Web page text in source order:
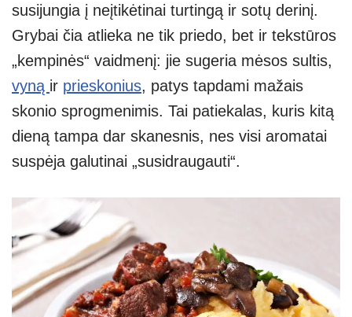
susijungia į neįtikėtinai turtingą ir sotų derinį.
Grybai čia atlieka ne tik priedo, bet ir tekstūros
„kempinės“ vaidmenį: jie sugeria mėsos sultis,
vyną ir prieskonius, patys tapdami mažais
skonio sprogmenimis. Tai patiekalas, kuris kitą
dieną tampa dar skanesnis, nes visi aromatai
suspėja galutinai „susidraugauti“.